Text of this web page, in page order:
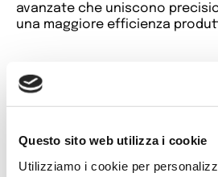
Questo sito web utilizza i cookie
Utilizziamo i cookie per
avanzate che uniscono
una maggiore efficienza
01/14
Supporto completo